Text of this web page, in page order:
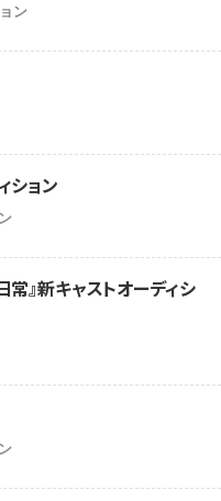
ン
ョン
』新キャストオーディシ